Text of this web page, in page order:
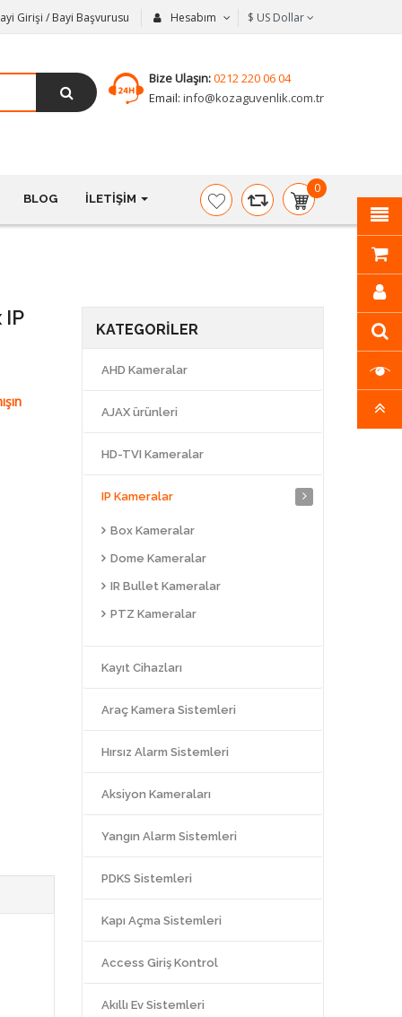
Girişi / Bayi Başvurusu Hesabım $ US Dollar
Bize Ulaşın:0212 220 06 04
Email: info@kozaguvenlik.com.tr
BLOG İLETIŞIM
0
item(s)
-
IP
KATEGORILER
AHD Kameralar
AJAX ürünleri
HD-TVI Kameralar
IP Kameralar
Box Kameralar
Dome Kameralar
IR Bullet Kameralar
PTZ Kameralar
Kayıt Cihazları
Araç Kamera Sistemleri
Hırsız Alarm Sistemleri
Aksiyon Kameraları
Yangın Alarm Sistemleri
PDKS Sistemleri
Kapı Açma Sistemleri
Access Giriş Kontrol
Akıllı Ev Sistemleri